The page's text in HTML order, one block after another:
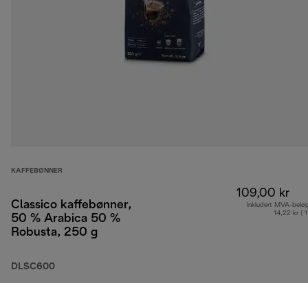
KAFFEBØNNER
Classico kaffebønner,
50 % Arabica 50 %
Robusta, 250 g
DLSC600
109,00 kr
Inkludert MVA-
14,22 kr (